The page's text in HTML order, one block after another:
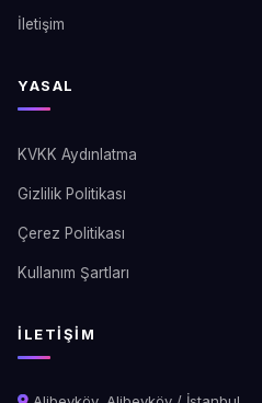
İletişim
YASAL
KVKK Aydınlatma
Gizlilik Politikası
Çerez Politikası
Kullanım Şartları
İLETIŞIM